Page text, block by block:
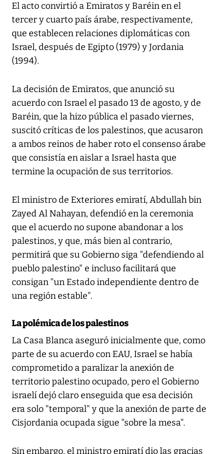
El acto convirtió a Emiratos y Baréin en el
tercer y cuarto país árabe, respectivamente,
que establecen relaciones diplomáticas con
Israel, después de Egipto (1979) y Jordania
(1994).
La decisión de Emiratos, que anunció su
acuerdo con Israel el pasado 13 de agosto, y de
Baréin, que la hizo pública el pasado viernes,
suscitó críticas de los palestinos, que acusaron
a ambos reinos de haber roto el consenso árabe
que consistía en aislar a Israel hasta que
termine la ocupación de sus territorios.
El ministro de Exteriores emiratí, Abdullah bin
Zayed Al Nahayan, defendió en la ceremonia
que el acuerdo no supone abandonar a los
palestinos, y que, más bien al contrario,
permitirá que su Gobierno siga "defendiendo al
pueblo palestino" e incluso facilitará que
consigan "un Estado independiente dentro de
una región estable".
La polémica de los palestinos
La Casa Blanca aseguró inicialmente que, como
parte de su acuerdo con EAU, Israel se había
comprometido a paralizar la anexión de
territorio palestino ocupado, pero el Gobierno
israelí dejó claro enseguida que esa decisión
era solo "temporal" y que la anexión de parte de
Cisjordania ocupada sigue "sobre la mesa".
Sin embargo, el ministro emiratí dio las gracias